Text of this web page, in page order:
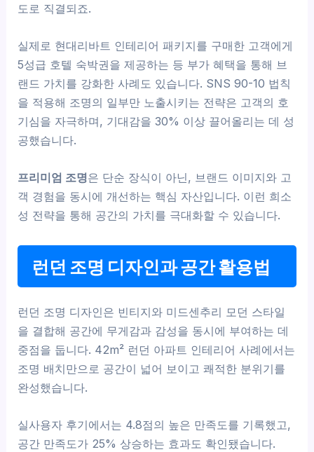
도로 직결되죠.
실제로 현대리바트 인테리어 패키지를 구매한 고객에게
5성급 호텔 숙박권을 제공하는 등 부가 혜택을 통해 브
랜드 가치를 강화한 사례도 있습니다. SNS 90-10 법칙
을 적용해 조명의 일부만 노출시키는 전략은 고객의 호
기심을 자극하며, 기대감을 30% 이상 끌어올리는 데 성
공했습니다.
프리미엄 조명은 단순 장식이 아닌, 브랜드 이미지와 고
객 경험을 동시에 개선하는 핵심 자산입니다. 이런 희소
성 전략을 통해 공간의 가치를 극대화할 수 있습니다.
런던 조명 디자인과 공간 활용법
런던 조명 디자인은 빈티지와 미드센추리 모던 스타일
을 결합해 공간에 무게감과 감성을 동시에 부여하는 데
중점을 둡니다. 42m² 런던 아파트 인테리어 사례에서는
조명 배치만으로 공간이 넓어 보이고 쾌적한 분위기를
완성했습니다.
실사용자 후기에서는 4.8점의 높은 만족도를 기록했고,
공간 만족도가 25% 상승하는 효과도 확인됐습니다.